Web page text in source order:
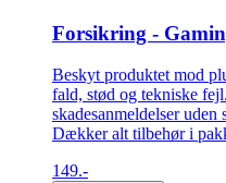
Forsikring -
Beskyt produktet mod
fald, stød og tekniske
skadesanmeldelser
Dækker alt tilbehør i
149.-